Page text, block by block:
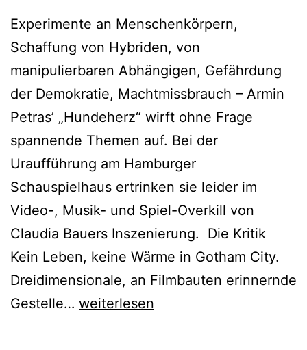
Experimente an Menschenkörpern,
Schaffung von Hybriden, von
manipulierbaren Abhängigen, Gefährdung
der Demokratie, Machtmissbrauch – Armin
Petras’ „Hundeherz“ wirft ohne Frage
spannende Themen auf. Bei der
Uraufführung am Hamburger
Schauspielhaus ertrinken sie leider im
Video-, Musik- und Spiel-Overkill von
Claudia Bauers Inszenierung. Die Kritik
Kein Leben, keine Wärme in Gotham City.
Dreidimensionale, an Filmbauten erinnernde
Gestelle… Hundeherz
weiterlesen